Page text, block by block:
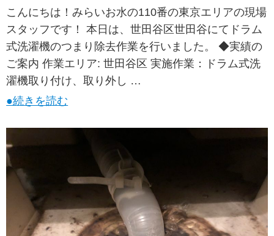
こんにちは！みらいお水の110番の東京エリアの現場
スタッフです！ 本日は、世田谷区世田谷にてドラム
式洗濯機のつまり除去作業を行いました。 ◆実績の
ご案内 作業エリア: 世田谷区 実施作業：ドラム式洗
濯機取り付け、取り外し …
●続きを読む